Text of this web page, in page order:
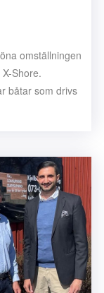
omställningen
Shore.
båtar som drivs